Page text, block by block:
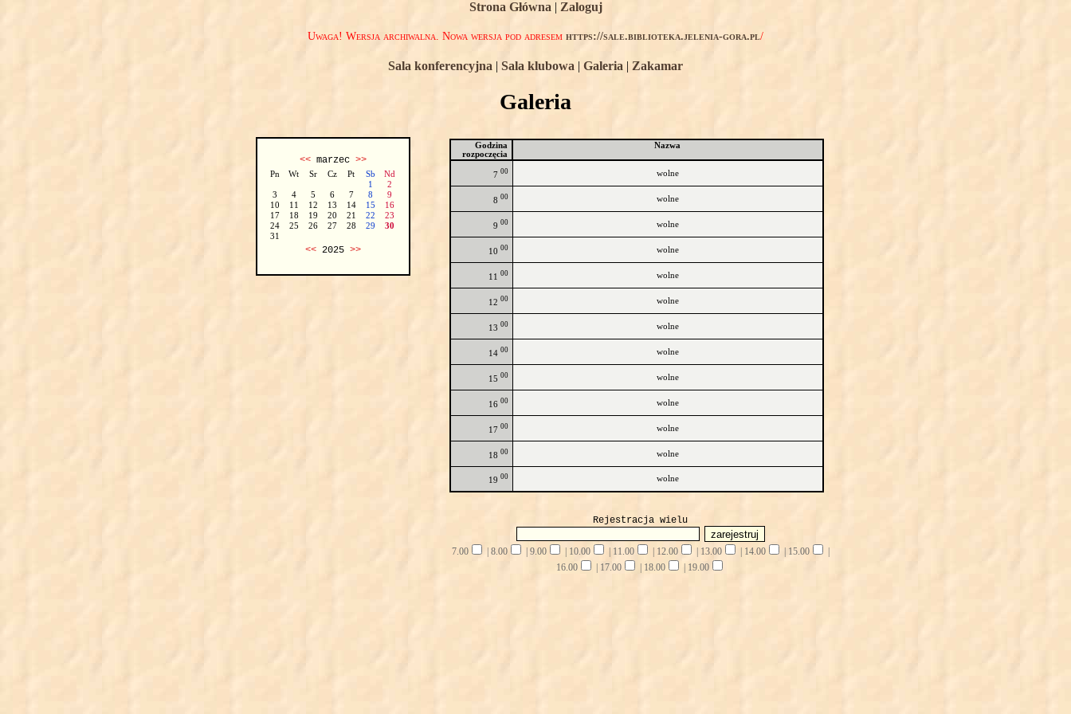
Strona Główna | Zaloguj
Uwaga! Wersja archiwalna. Nowa wersja pod adresem https://sale.biblioteka.jelenia-gora.pl/
Sala konferencyjna | Sala klubowa | Galeria | Zakamar
Galeria
<<marzec >>
Pn Wt Sr Cz Pt Sb
Nd
1
2
3
4 5 6 7 8
9
10
11 12 13 14 15
16
17
18 19 20 21 22
23
24
25 26 27 28 29
30
31
<<2025 >>
Godzina
rozpoczęcia
Nazwa
7 00 wolne
8 00 wolne
9 00 wolne
10 00 wolne
11 00 wolne
12 00 wolne
13 00 wolne
14 00 wolne
15 00 wolne
16 00 wolne
17 00 wolne
18 00 wolne
19 00 wolne
Rejestracja wielu
7.00 8.00 9.00 10.00 11.00 12.00 13.00 14.00 15.00
16.00
17.00 18.00 19.00